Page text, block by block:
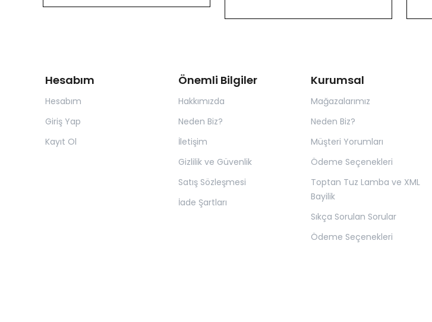
Hesabım
Hesabım
Giriş Yap
Kayıt Ol
Önemli Bilgiler
Hakkımızda
Neden Biz?
İletişim
Gizlilik ve Güvenlik
Satış Sözleşmesi
İade Şartları
Kurumsal
Mağazalarımız
Neden Biz?
Müşteri Yorumları
Ödeme Seçenekleri
Toptan Tuz Lamba ve XML
Bayilik
Sıkça Sorulan Sorular
Ödeme Seçenekleri